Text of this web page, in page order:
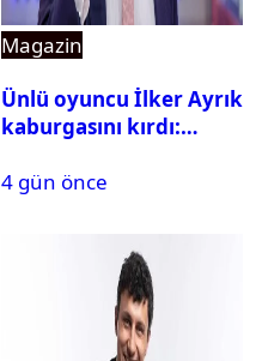
Magazin
Ünlü oyuncu İlker Ayrık
kaburgasını kırdı:
4 gün önce